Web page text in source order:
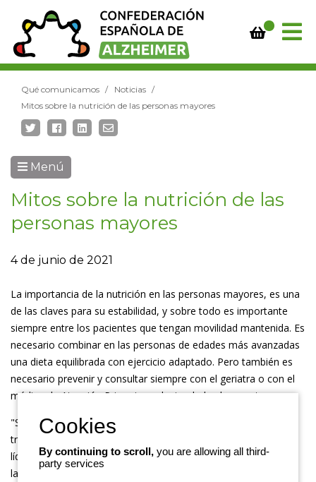
Qué comunicamos
Noticias
Mitos sobre la nutrición de las personas mayores
Menú
Mitos sobre la nutrición de las
personas mayores
4 de junio de 2021
La importancia de la nutrición en las personas mayores, es una
de las claves para su estabilidad, y sobre todo es importante
siempre entre los pacientes que tengan movilidad mantenida. Es
necesario combinar en las personas de edades más avanzadas
una dieta equilibrada con ejercicio adaptado. Pero también es
necesario prevenir y consultar siempre con el geriatra o con el
médico de Atención Primaria cualquier duda al respecto.
"Se deben vigilar mucho los signos de disfagia (dificultad para
tragar, cuya manifestación más habitual es la tos al tomar
líquidos), y consultar siempre si tenemos sospecha. Es una de
las principales causas relacionadas con la desnutrición en
By continuing to scroll, you are allowing all third-
party services